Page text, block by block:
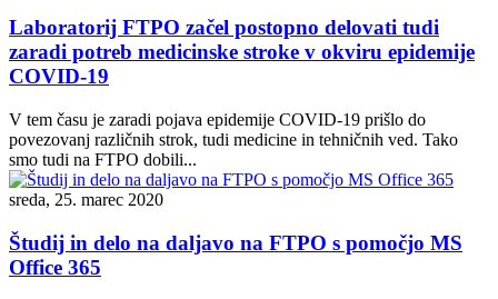
Laboratorij FTPO začel postopno delovati tudi
zaradi potreb medicinske stroke v okviru epidemije
COVID-19
V tem času je zaradi pojava epidemije COVID-19 prišlo do
povezovanj različnih strok, tudi medicine in tehničnih ved. Tako
smo tudi na FTPO dobili...
sreda, 25. marec 2020
Študij in delo na daljavo na FTPO s pomočjo MS
Office 365